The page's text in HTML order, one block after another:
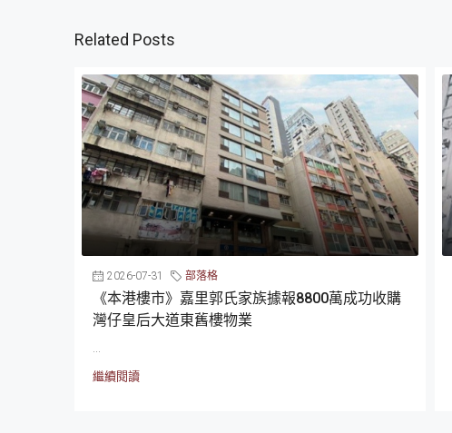
Related Posts
2026-07-31 部落格
《本港樓市》嘉里郭氏家族據報8800萬成功收購
灣仔皇后大道東舊樓物業
繼續閱讀